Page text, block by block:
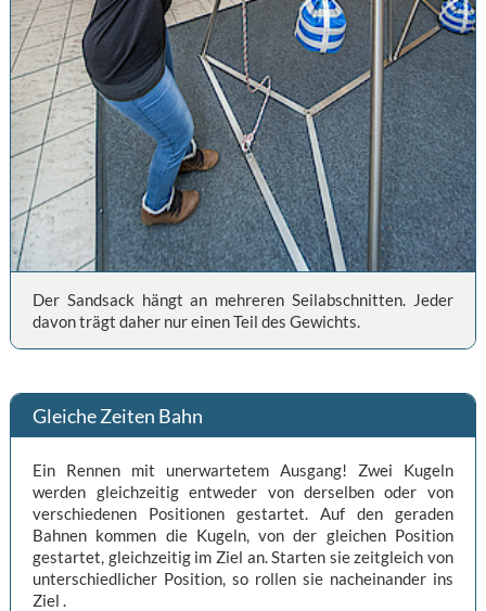
Der Sandsack hängt an mehreren Seilabschnitten. Jeder
davon trägt daher nur einen Teil des Gewichts.
Gleiche Zeiten Bahn
Ein Rennen mit unerwartetem Ausgang! Zwei Kugeln
werden gleichzeitig entweder von derselben oder von
verschiedenen Positionen gestartet. Auf den geraden
Bahnen kommen die Kugeln, von der gleichen Position
gestartet, gleichzeitig im Ziel an. Starten sie zeitgleich von
unterschiedlicher Position, so rollen sie nacheinander ins
Ziel .